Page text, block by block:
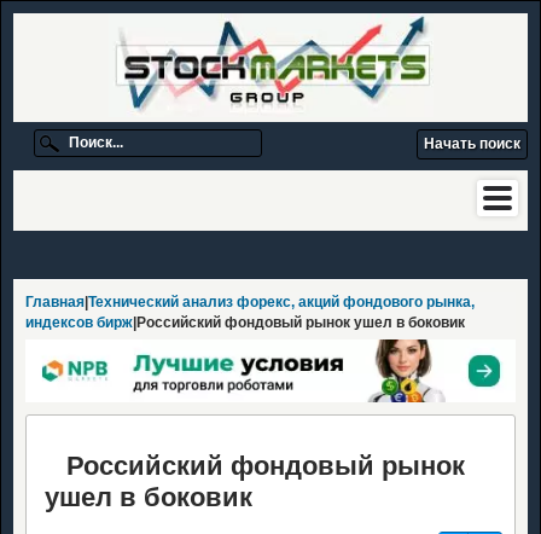
Главная Технический анализ форекс, акций фондового рынка,
индексов бирж |Российский фондовый рынок ушел в боковик
Российский фондовый рынок
ушел в боковик